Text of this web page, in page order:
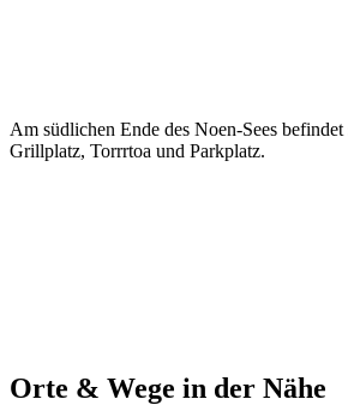
Am südlichen Ende des Noen-Sees
Grillplatz, Torrrtoa und Parkplatz.
Orte & Wege in der Nähe